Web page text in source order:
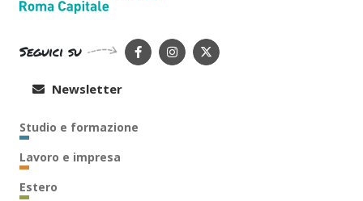
Seguici su
Newsletter
Studio e formazione
Lavoro e impresa
Estero